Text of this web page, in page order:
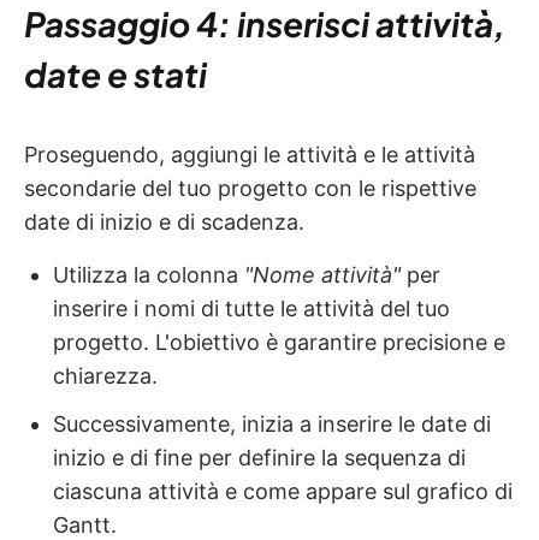
Passaggio 4: inserisci attività,
date e stati
Proseguendo, aggiungi le attività e le attività
secondarie del tuo progetto con le rispettive
date di inizio e di scadenza.
Utilizza la colonna "Nome attività"per
inserire i nomi di tutte le attività del tuo
progetto. L'obiettivo è garantire precisione e
chiarezza.
Successivamente, inizia a inserire le date di
inizio e di fine per definire la sequenza di
ciascuna attività e come appare sul grafico di
Gantt.